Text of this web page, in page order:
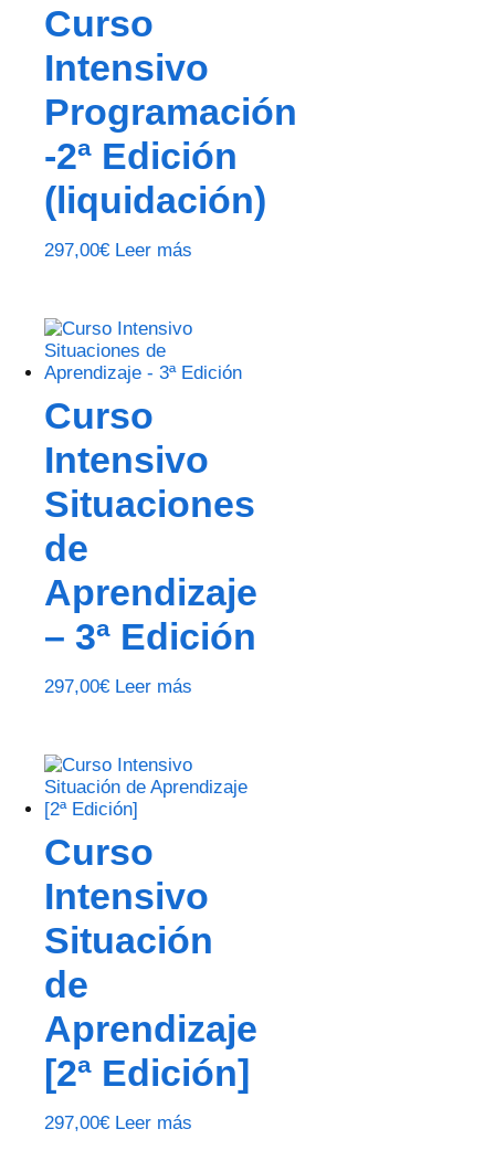
Curso
Intensivo
Programación
-2ª Edición
(liquidación)
297,00€ Leer más
Curso
Intensivo
Situaciones
de
Aprendizaje
– 3ª Edición
297,00€ Leer más
Curso
Intensivo
Situación
de
Aprendizaje
[2ª Edición]
297,00€ Leer más